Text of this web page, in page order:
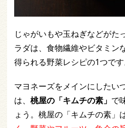
じゃがいもや玉ねぎなどがた
ラダは、食物繊維やビタミン
得られる野菜レシピの1つです
マヨネーズをメインにしたい
は、 桃屋の「キムチの素」 で
ょう。桃屋の「キムチの素」